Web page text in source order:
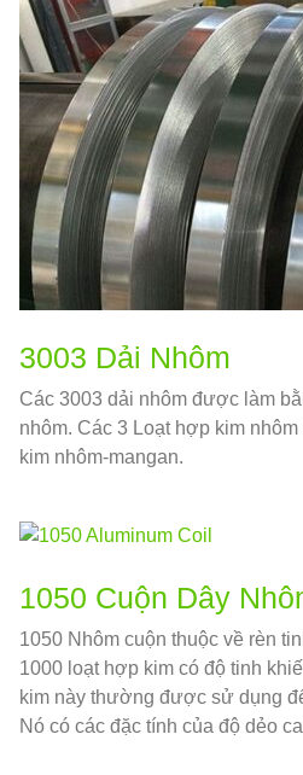
3003 Dải Nhôm
Các 3003 dải nhôm được làm
nhôm. Các 3 Loạt hợp kim
kim nhôm-mangan.
1050 Cuộn Dây
1050 Nhôm cuộn thuộc về rèn
1000 loạt hợp kim có độ tinh
kim này thường được sử dụng
Nó có các đặc tính của độ dẻo